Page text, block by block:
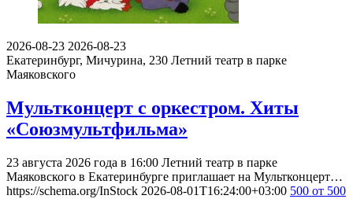
2026-08-23 2026-08-23
Екатеринбург, Мичурина, 230 Летний театр в парке
Маяковского
Мультконцерт с оркестром. Хиты
«Союзмультфильма»
23 августа 2026 года в 16:00 Летний театр в парке
Маяковского в Екатеринбурге приглашает на Мультконцерт…
https://schema.org/InStock 2026-08-01T16:24:00+03:00 500 от 500